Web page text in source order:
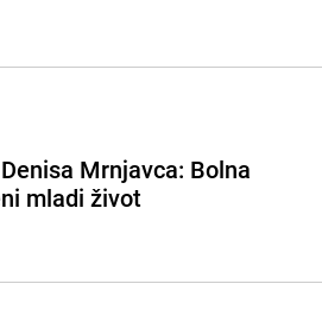
Mrnjavca: Bolna
mladi život